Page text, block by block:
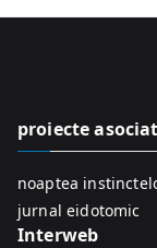
proiecte
noaptea
jurnal eidotomic
Interweb